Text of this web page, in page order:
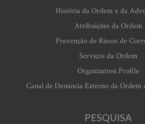
História da Ordem e da
Atribuições da Ordem
Prevenção de Riscos de
Serviços da Ordem
Organization Profile
Canal de Denúncia Externo da Ordem
PESQUISA